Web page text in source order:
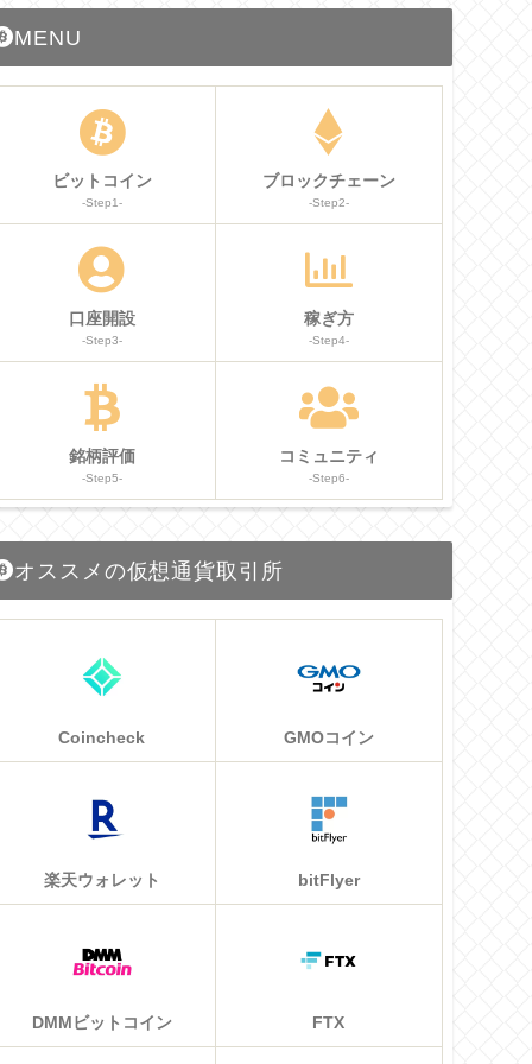
MENU
ビットコイン
-Step1-
ブロックチェーン
-Step2-
口座開設
-Step3-
稼ぎ方
-Step4-
銘柄評価
-Step5-
コミュニティ
-Step6-
オススメの仮想通貨取引所
Coincheck GMOコイン
楽天ウォレット bitFlyer
DMMビットコイン FTX